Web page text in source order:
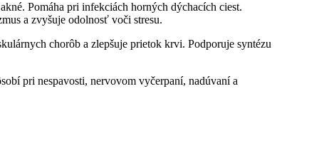
Pomáha pri infekciách horných dýchacích ciest.
a zvyšuje odolnosť voči stresu.
chorôb a zlepšuje prietok krvi. Podporuje syntézu
pri nespavosti, nervovom vyčerpaní, nadúvaní a